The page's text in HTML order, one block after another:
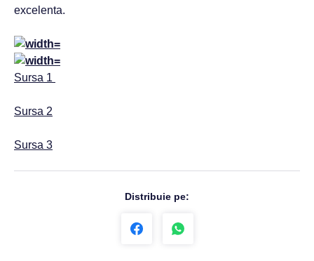
excelenta.
Sursa 1
Sursa 2
Sursa 3
Distribuie pe: